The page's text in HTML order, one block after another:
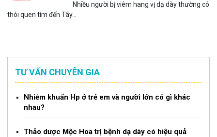
Nhiều người bị viêm hang vị dạ dày thường có
thói quen tìm đến Tây...
TƯ VẤN CHUYÊN GIA
Nhiễm khuẩn Hp ở trẻ em và người lớn có gì khác
nhau?
Thảo dược Mộc Hoa trị bệnh dạ dày có hiệu quả